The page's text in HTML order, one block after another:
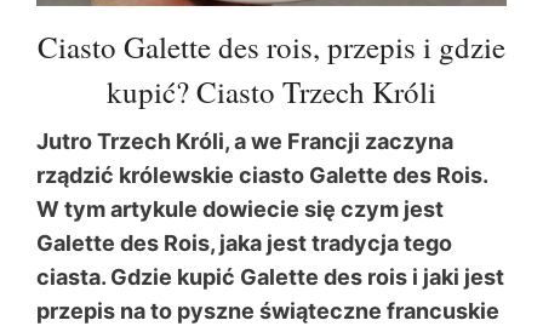
Ciasto Galette des rois, przepis i gdzie
kupić? Ciasto Trzech Króli
Jutro Trzech Króli, a we Francji zaczyna
rządzić królewskie ciasto Galette des Rois.
W tym artykule dowiecie się czym jest
Galette des Rois, jaka jest tradycja tego
ciasta. Gdzie kupić Galette des rois i jaki jest
przepis na to pyszne świąteczne francuskie